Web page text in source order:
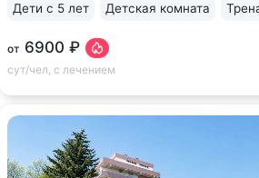
от 6900 ₽
сут/чел, с лечением
Дети с 5 лет Детская комната